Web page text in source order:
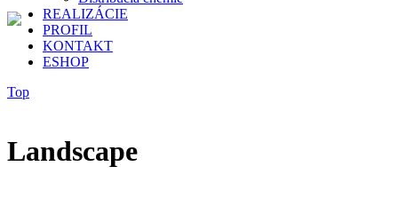
REALIZÁCIE
PROFIL
KONTAKT
ESHOP
Top
Landscape